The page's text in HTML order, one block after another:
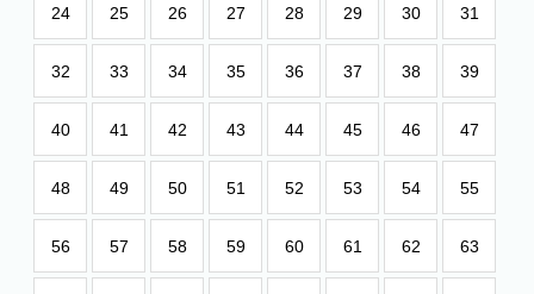
24 25 26 27 28 29 30 31
32 33 34 35 36 37 38 39
40 41 42 43 44 45 46 47
48 49 50 51 52 53 54 55
56 57 58 59 60 61 62 63